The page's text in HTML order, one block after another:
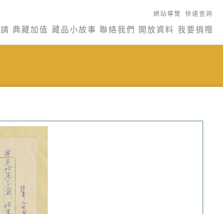
網站導覽 快速查詢
典藏加值 藏品小故事 聯絡我們 開放資料 我要捐贈